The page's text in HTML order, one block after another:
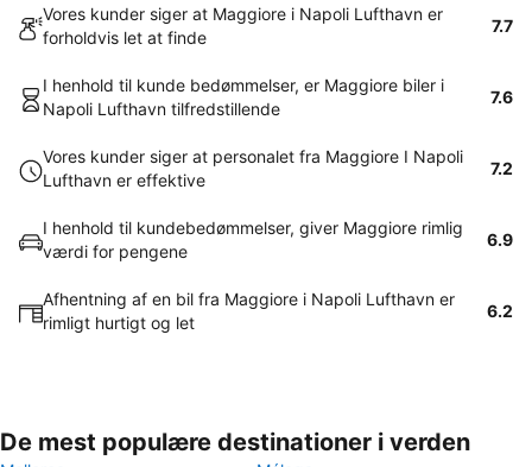
Vores kunder siger at Maggiore i Napoli Lufthavn er
forholdvis let at finde
7.7
I henhold til kunde bedømmelser, er Maggiore biler i
Napoli Lufthavn tilfredstillende
7.6
Vores kunder siger at personalet fra Maggiore I Napoli
Lufthavn er effektive
7.2
I henhold til kundebedømmelser, giver Maggiore rimlig
værdi for pengene
6.9
Afhentning af en bil fra Maggiore i Napoli Lufthavn er
rimligt hurtigt og let
6.2
De mest populære destinationer i verden